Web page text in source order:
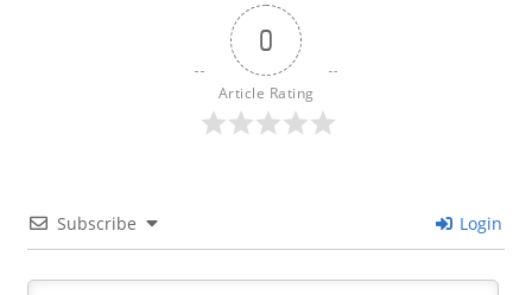
0
Article Rating
Subscribe Login